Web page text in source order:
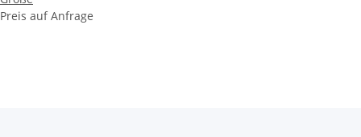
Preis auf Anfrage